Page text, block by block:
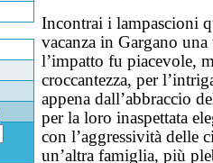
Incontrai i lampascioni
vacanza in Gargano
l’impatto fu piacevole,
croccantezza, per
appena dall’abbraccio
per la loro inaspettata
con l’aggressività delle
un’altra famiglia, più